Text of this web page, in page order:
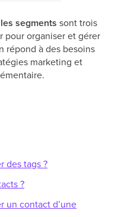
segments sont trois
pour organiser et gérer
répond à des besoins
marketing et
des tags ?
?
un contact d’une